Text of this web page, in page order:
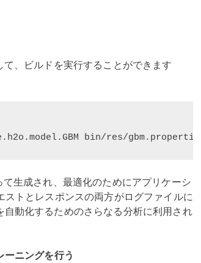
、ビルドを実行することができます
bin/res/gbm.properties
生成され、最適化のためにアプリケーシ
ストとレスポンスの両方がログファイルに
動化するためのさらなる分析に利用され
ーニングを行う